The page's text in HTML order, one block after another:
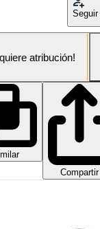
Seguir
atribución!
Compartir